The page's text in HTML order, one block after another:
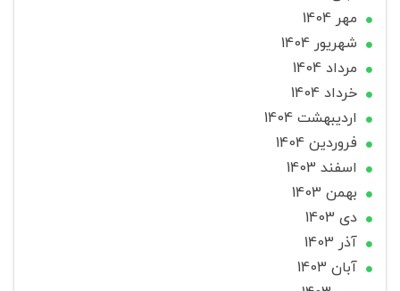
مهر 1404
شهریور 1404
مرداد 1404
خرداد 1404
ارديبهشت 1404
فروردین 1404
اسفند 1403
بهمن 1403
دی 1403
آذر 1403
آبان 1403